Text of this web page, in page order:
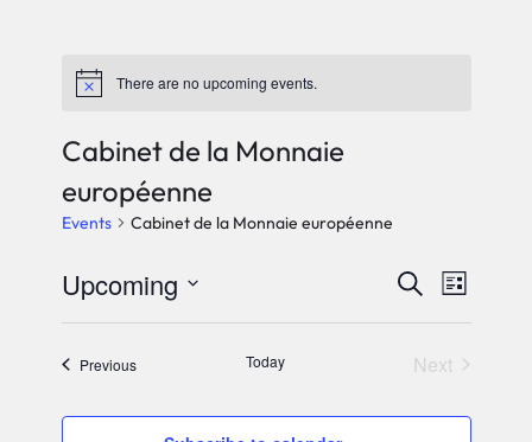
Notice There are no upcoming events.
Cabinet de la Monnaie
européenne
Events Cabinet de la Monnaie européenne
Events
Search
and
Views
SearchEvent
Views
List
Upcoming
Select
PreviousEvents Today
Next